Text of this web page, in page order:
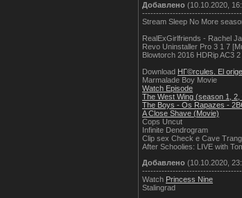
Добавлено (10.10.2020,
Stream Sleep No More
RealExGirlfriends - Rachel
Revo Uninstaller Pro 3 1 7
Blowtorch 2016 HDRip AC3
Download HГ©rcules. El
Marmalade Boy Movie
Watch Episode
The West Wing (season 1, 2,
The Boys - Os Rapazes -
A Close Shave (Movie)
Cops Uncut
Infinite Dendrogram
Clip sex Check e Cave
After Schoolies: LIVE with
Добавлено (10.10.2020,
Watch Princess Nine
Stalingrad